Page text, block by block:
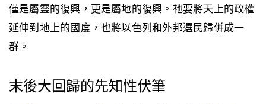
僅是屬靈的復興，更是屬地的復興。祂要將天上的政權
延伸到地上的國度，也將以色列和外邦選民歸併成一
群。
末後大回歸的先知性伏筆